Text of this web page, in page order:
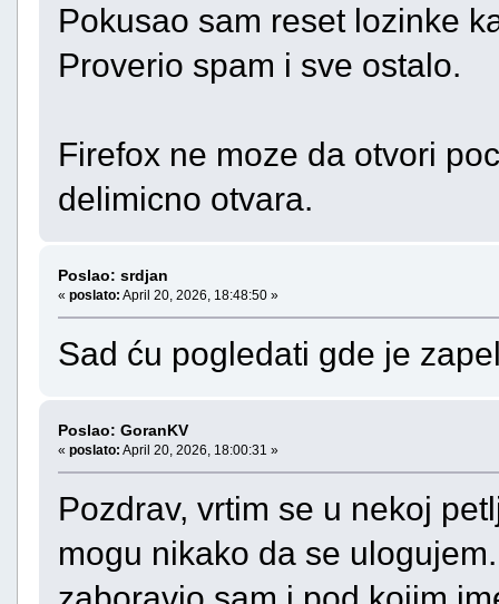
Pokusao sam reset lozinke
Proverio spam i sve ostalo.
Firefox ne moze da otvori
delimicno otvara.
Poslao: srdjan
« poslato: April 20, 2026, 18:48:50 »
Sad ću pogledati gde je
Poslao: GoranKV
« poslato: April 20, 2026, 18:00:31 »
Pozdrav, vrtim se u nekoj
mogu nikako da se